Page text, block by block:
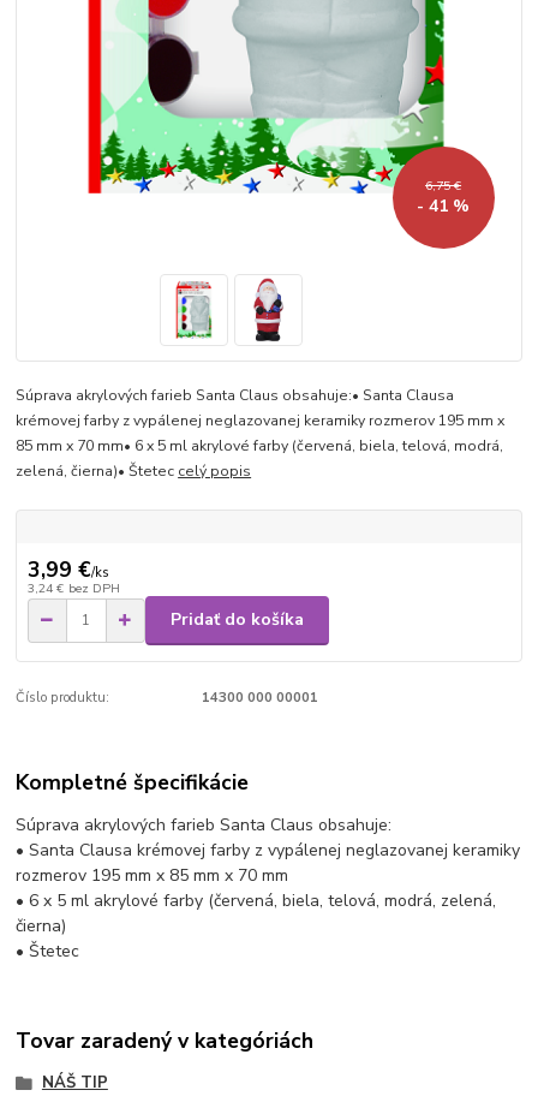
6,75 €
- 41 %
Súprava akrylových farieb Santa Claus obsahuje:• Santa Clausa
krémovej farby z vypálenej neglazovanej keramiky rozmerov 195 mm x
85 mm x 70 mm• 6 x 5 ml akrylové farby (červená, biela, telová, modrá,
zelená, čierna)• Štetec celý popis
3,99 €/ks
3,24 € bez DPH
Pridať do košíka
Číslo produktu: 14300 000 00001
Kompletné špecifikácie
Súprava akrylových farieb Santa Claus obsahuje:
• Santa Clausa krémovej farby z vypálenej neglazovanej keramiky
rozmerov 195 mm x 85 mm x 70 mm
• 6 x 5 ml akrylové farby (červená, biela, telová, modrá, zelená,
čierna)
• Štetec
Tovar zaradený v kategóriách
NÁŠ TIP